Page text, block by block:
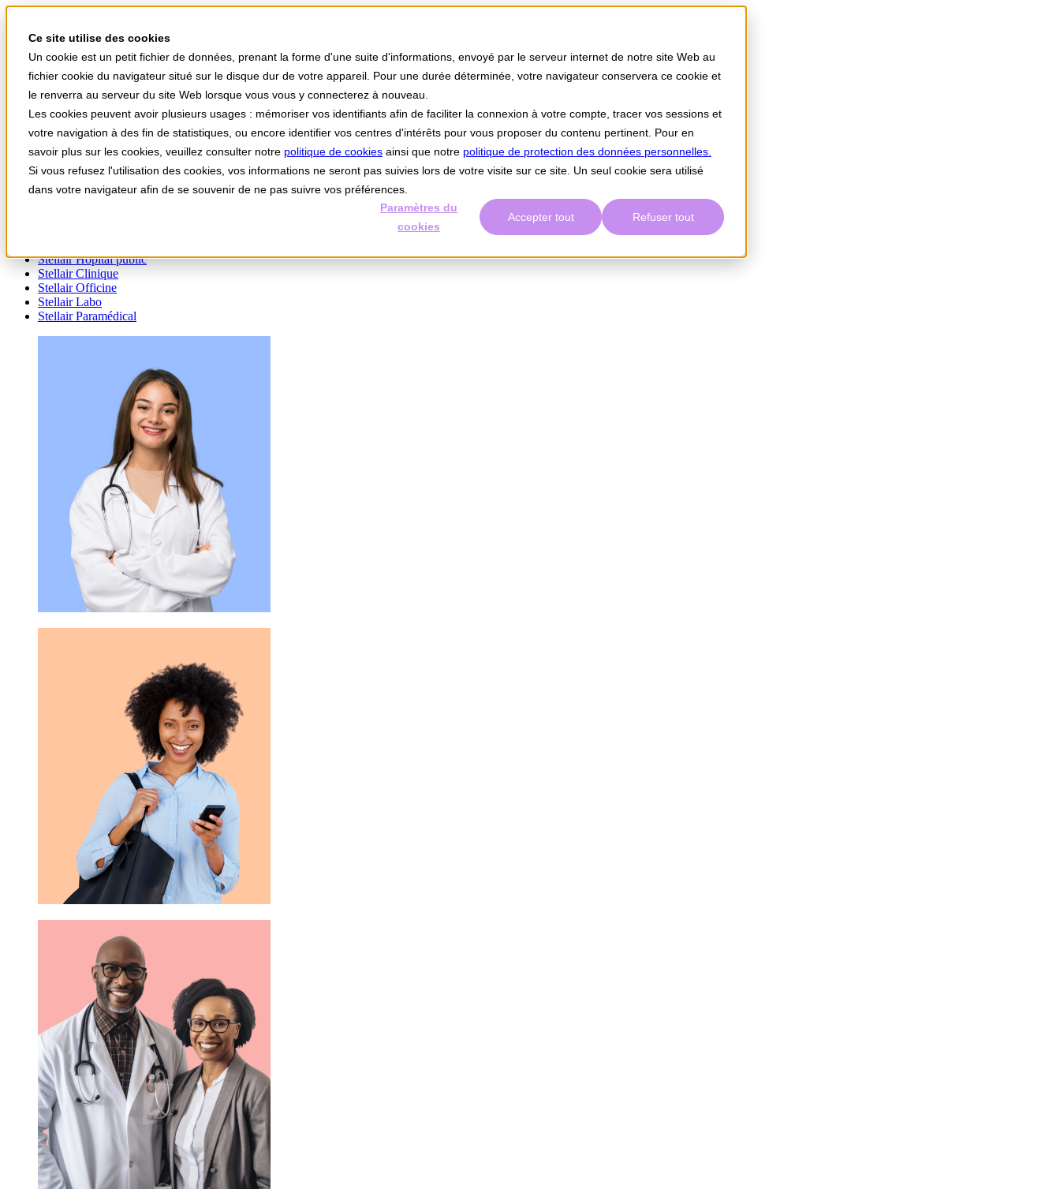
Ce site utilise des cookies
Un cookie est un petit fichier de données, prenant la forme d'une suite d'informations, envoyé par le serveur internet de notre site Web au
fichier cookie du navigateur situé sur le disque dur de votre appareil. Pour une durée déterminée, votre navigateur conservera ce cookie et
le renverra au serveur du site Web lorsque vous vous y connecterez à nouveau.
Les cookies peuvent avoir plusieurs usages : mémoriser vos identifiants afin de faciliter la connexion à votre compte, tracer vos sessions et
votre navigation à des fin de statistiques, ou encore identifier vos centres d'intérêts pour vous proposer du contenu pertinent. Pour en
savoir plus sur les cookies, veuillez consulter notre politique de cookies ainsi que notre politique de protection des données personnelles.
Si vous refusez l'utilisation des cookies, vos informations ne seront pas suivies lors de votre visite sur ce site. Un seul cookie sera utilisé
dans votre navigateur afin de se souvenir de ne pas suivre vos préférences.
Paramètres du
cookies
Accepter tout Refuser tout
Votre univers Stellair
Vos besoins
Actualités
A propos
Stellair Hôpital public
Stellair Clinique
Stellair Officine
Stellair Labo
Stellair Paramédical